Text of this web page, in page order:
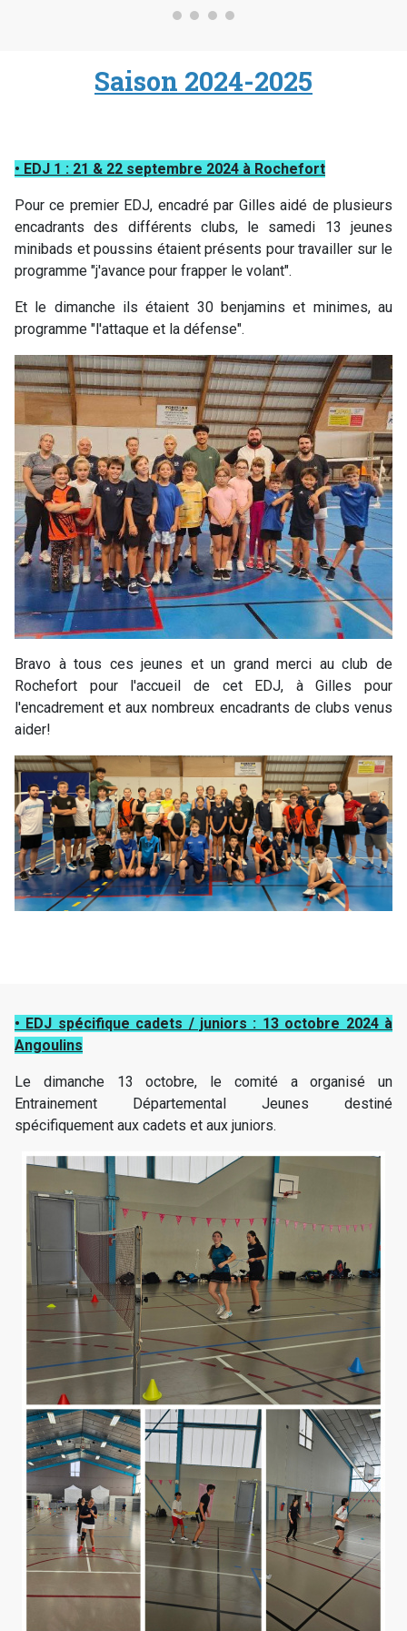
Saison 2024-2025
• EDJ 1 : 21 & 22 septembre 2024 à Rochefort
Pour ce premier EDJ, encadré par Gilles aidé de plusieurs
encadrants des différents clubs, le samedi 13 jeunes
minibads et poussins étaient présents pour travailler sur le
programme "j'avance pour frapper le volant".
Et le dimanche ils étaient 30 benjamins et minimes, au
programme "l'attaque et la défense".
Bravo à tous ces jeunes et un grand merci au club de
Rochefort pour l'accueil de cet EDJ, à Gilles pour
l'encadrement et aux nombreux encadrants de clubs venus
aider!
• EDJ spécifique cadets / juniors : 13 octobre 2024 à
Angoulins
Le dimanche 13 octobre, le comité a organisé un
Entrainement Départemental Jeunes destiné
spécifiquement aux cadets et aux juniors.